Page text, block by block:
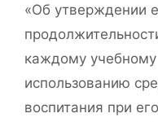
«Об утверждении
каждому
использованию
воспитания при